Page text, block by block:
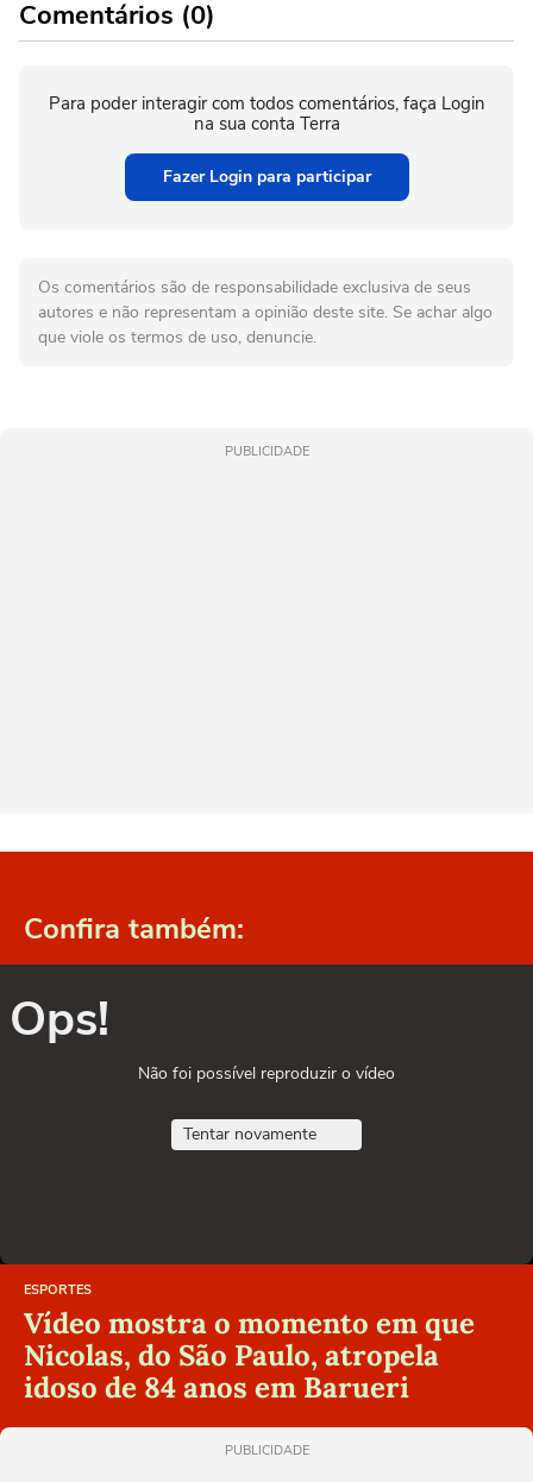
Comentários (0)
Para poder interagir com todos comentários, faça Login
na sua conta Terra
Fazer Login para participar
Os comentários são de responsabilidade exclusiva de seus
autores e não representam a opinião deste site. Se achar algo
que viole os termos de uso, denuncie.
PUBLICIDADE
Confira também:
Ops!
Não foi possível reproduzir o vídeo
Tentar novamente
ESPORTES
Vídeo mostra o momento em que
Nicolas, do São Paulo, atropela
idoso de 84 anos em Barueri
PUBLICIDADE